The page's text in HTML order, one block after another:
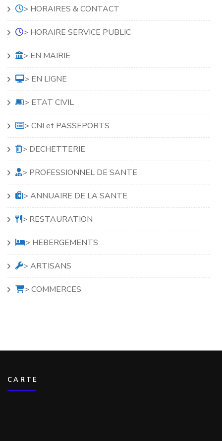
> HORAIRES & CONTACT
> HORAIRE SERVICE PUBLIC
> EN MAIRIE
> EN LIGNE
> ETAT CIVIL
> CNI et PASSEPORTS
> DECHETTERIE
> PROFESSIONNEL DE SANTE
> ANNUAIRE DE LA SANTE
> RESTAURATION
> HEBERGEMENTS
> ARTISANS
> COMMERCES
CARTE